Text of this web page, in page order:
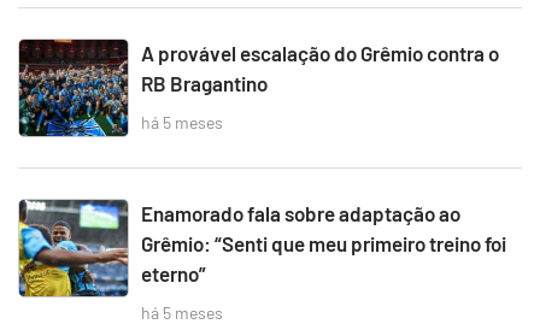
A provável escalação do Grêmio contra o
RB Bragantino
há 5 meses
Enamorado fala sobre adaptação ao
Grêmio: “Senti que meu primeiro treino foi
eterno”
há 5 meses